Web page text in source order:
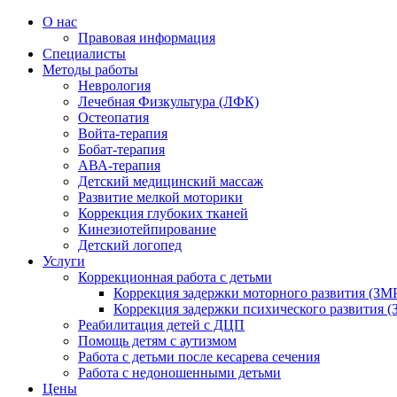
О нас
Правовая информация
Специалисты
Методы работы
Неврология
Лечебная Физкультура (ЛФК)
Остеопатия
Войта-терапия
Бобат-терапия
АВА-терапия
Детский медицинский массаж
Развитие мелкой моторики
Коррекция глубоких тканей
Кинезиотейпирование
Детский логопед
Услуги
Коррекционная работа с детьми
Коррекция задержки моторного развития
Коррекция задержки психического развития
Реабилитация детей с ДЦП
Помощь детям с аутизмом
Работа с детьми после кесарева сечения
Работа с недоношенными детьми
Цены